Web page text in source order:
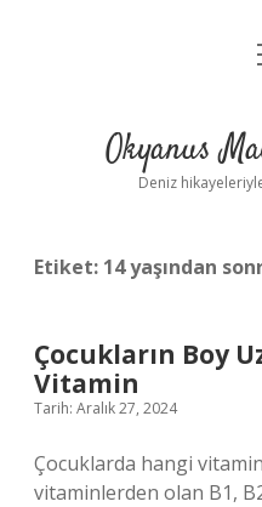
Okyanus
Deniz
Etiket: 14 yaşından
Çocukların Boy
Vitamin
Tarih: Aralık 27, 2024
Çocuklarda hangi
vitaminlerden olan B1,